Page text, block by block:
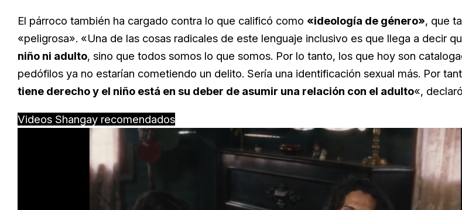
El párroco también ha cargado contra lo que calificó como «ideología de género», que
«peligrosa». «Una de las cosas radicales de este lenguaje inclusivo es que llega a decir
niño ni adulto, sino que todos somos lo que somos. Por lo tanto, los que hoy son
pedófilos ya no estarían cometiendo un delito. Sería una identificación sexual más. Por
tiene derecho y el niño está en su deber de asumir una relación con el adulto«,
Videos Shangay recomendados